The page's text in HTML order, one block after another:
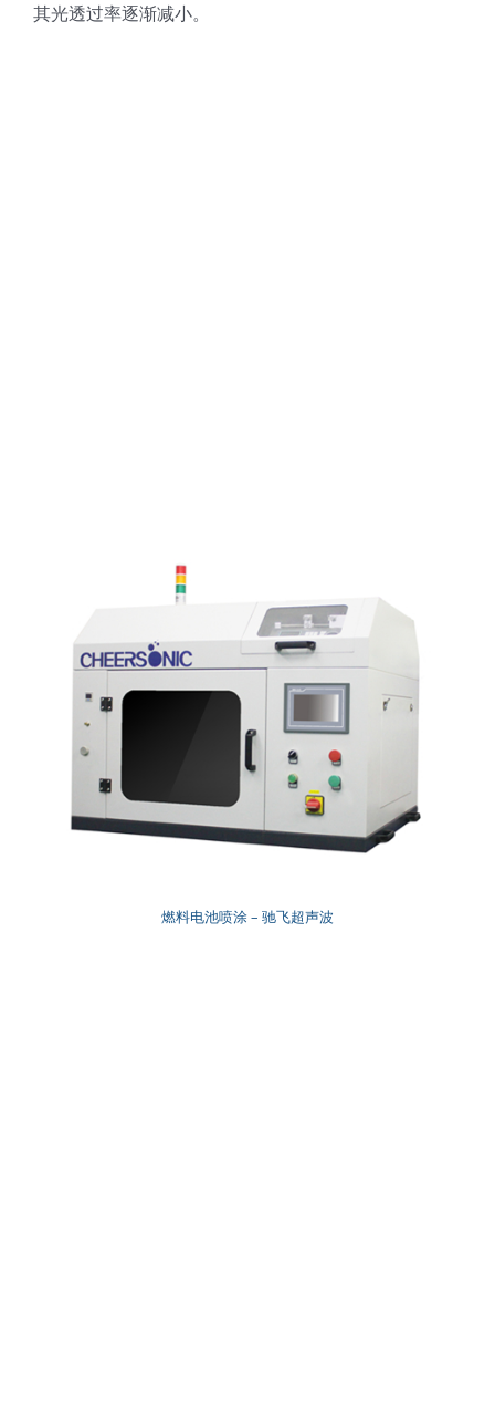
其光透过率逐渐减小。
燃料电池喷涂 – 驰飞超声波